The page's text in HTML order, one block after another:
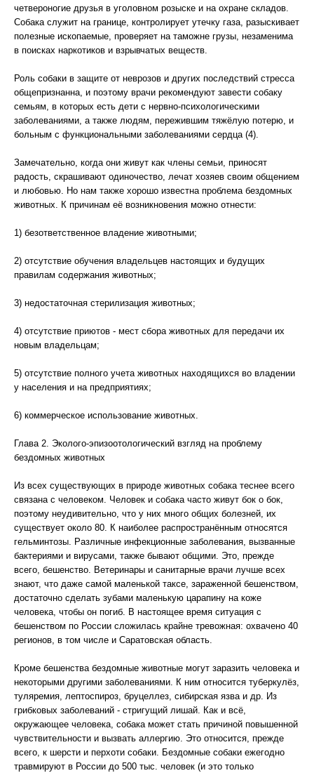
четвероногие друзья в уголовном розыске и на охране складов.
Собака служит на границе, контролирует утечку газа, разыскивает
полезные ископаемые, проверяет на таможне грузы, незаменима
в поисках наркотиков и взрывчатых веществ.
Роль собаки в защите от неврозов и других последствий стресса
общепризнанна, и поэтому врачи рекомендуют завести собаку
семьям, в которых есть дети с нервно-психологическими
заболеваниями, а также людям, пережившим тяжёлую потерю, и
больным с функциональными заболеваниями сердца (4).
Замечательно, когда они живут как члены семьи, приносят
радость, скрашивают одиночество, лечат хозяев своим общением
и любовью. Но нам также хорошо известна проблема бездомных
животных. К причинам её возникновения можно отнести:
1) безответственное владение животными;
2) отсутствие обучения владельцев настоящих и будущих
правилам содержания животных;
3) недостаточная стерилизация животных;
4) отсутствие приютов - мест сбора животных для передачи их
новым владельцам;
5) отсутствие полного учета животных находящихся во владении
у населения и на предприятиях;
6) коммерческое использование животных.
Глава 2. Эколого-эпизоотологический взгляд на проблему
бездомных животных
Из всех существующих в природе животных собака теснее всего
связана с человеком. Человек и собака часто живут бок о бок,
поэтому неудивительно, что у них много общих болезней, их
существует около 80. К наиболее распространённым относятся
гельминтозы. Различные инфекционные заболевания, вызванные
бактериями и вирусами, также бывают общими. Это, прежде
всего, бешенство. Ветеринары и санитарные врачи лучше всех
знают, что даже самой маленькой таксе, зараженной бешенством,
достаточно сделать зубами маленькую царапину на коже
человека, чтобы он погиб. В настоящее время ситуация с
бешенством по России сложилась крайне тревожная: охвачено 40
регионов, в том числе и Саратовская область.
Кроме бешенства бездомные животные могут заразить человека и
некоторыми другими заболеваниями. К ним относится туберкулёз,
туляремия, лептоспироз, бруцеллез, сибирская язва и др. Из
грибковых заболеваний - стригущий лишай. Как и всё,
окружающее человека, собака может стать причиной повышенной
чувствительности и вызвать аллергию. Это относится, прежде
всего, к шерсти и перхоти собаки. Бездомные собаки ежегодно
травмируют в России до 500 тыс. человек (и это только